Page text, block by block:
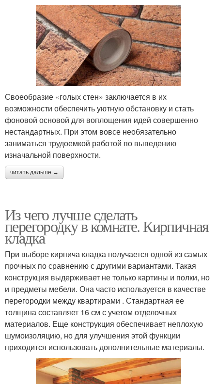
Своеобразие «голых стен» заключается в их
возможности обеспечить уютную обстановку и стать
фоновой основой для воплощения идей совершенно
нестандартных. При этом вовсе необязательно
заниматься трудоемкой работой по выведению
изначальной поверхности.
читать дальше →
Из чего лучше сделать
перегородку в комнате. Кирпичная
кладка
При выборе кирпича кладка получается одной из самых
прочных по сравнению с другими вариантами. Такая
конструкция выдерживает не только картины и полки, но
и предметы мебели. Она часто используется в качестве
перегородки между квартирами . Стандартная ее
толщина составляет 16 см с учетом отделочных
материалов. Еще конструкция обеспечивает неплохую
шумоизоляцию, но для улучшения этой функции
приходится использовать дополнительные материалы.